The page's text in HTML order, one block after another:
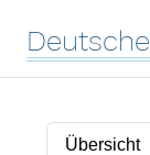
Deutsche
Übersicht